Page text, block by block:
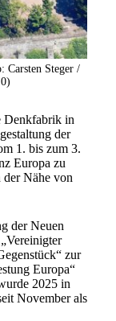
Carsten Steger /
Denkfabrik in
der
1. bis zum 3.
Europa zu
Nähe von
der Neuen
zur
Europa“
2025 in
November als